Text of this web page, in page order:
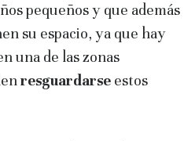
pequeños y que además
su espacio, ya que hay
una de las zonas
resguardarse estos